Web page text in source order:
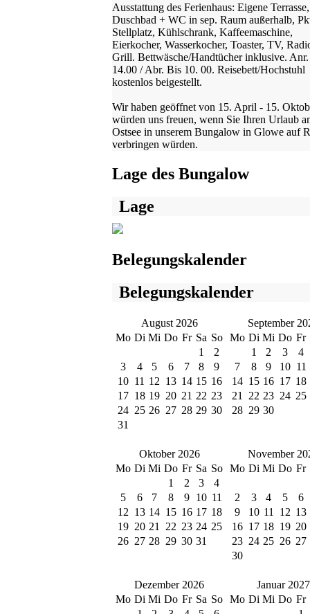
Ausstattung des Ferienhaus: Eigene Terrasse,
Duschbad + WC in sep. Raum außerhalb,
Stellplatz, Kühlschrank, Kaffeemaschine,
Eierkocher, Wasserkocher, Toaster, TV,
Grill. Bettwäsche/Handtücher inklusive. Anr.
14.00 / Abr. Bis 10. 00. Reisebett/Hochstuhl
kostenlos beigestellt.
Wir haben geöffnet von 15. April - 15.
würden uns freuen, wenn Sie Ihren Urlaub
Ostsee in unserem Bungalow in Glowe auf
verbringen würden.
Lage des Bungalow
Lage
Belegungskalender
Belegungskalender
August 2026
Mo Di Mi Do Fr Sa So
1
2
3
4 5 6 7 8
9
10 11 12 13 14 15 16
17 18 19 20 21 22 23
24 25 26 27 28 29 30
31
September
Mo Di Mi Do Fr
1
2 3
4
7
8 9 10 11
14 15 16 17 18
21
22 23 24 25
28 29 30
Oktober 2026
Mo Di Mi Do Fr Sa So
1
2 3
4
5
6 7 8 9 10 11
12 13 14 15 16 17 18
19 20 21 22 23 24 25
26 27 28 29 30 31
November
Mo Di Mi Do Fr
2 3 4 5
6
9
10 11 12 13
16 17 18 19 20
23 24 25 26 27
30
Dezember 2026
Mo Di Mi Do Fr Sa So
Januar 2027
Mo Di Mi Do Fr